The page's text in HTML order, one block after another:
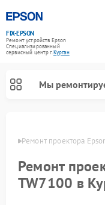
FIX-EPSON
Ремонт устройств Epson
Специализированный
cервисный центр г.Курган
Мы
Ремонт проектора
Ремонт
TW7100 в